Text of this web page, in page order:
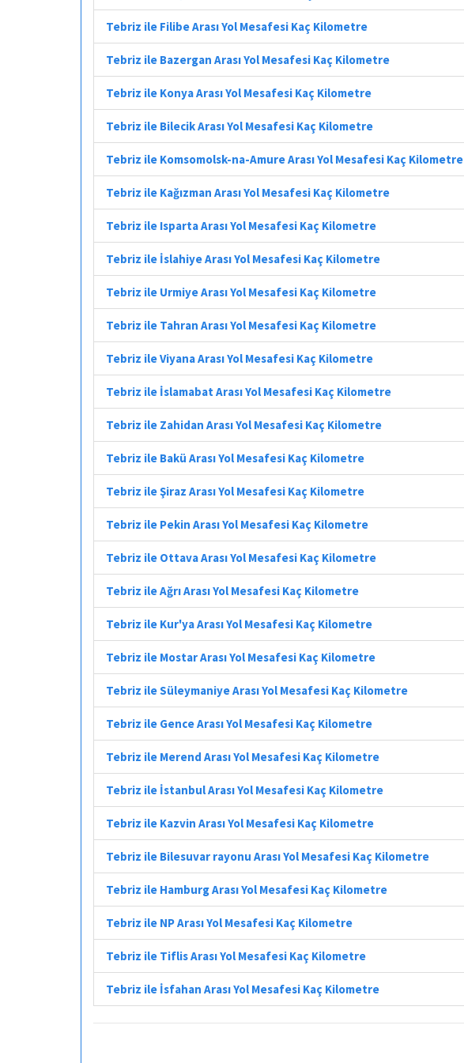
Tebriz ile Filibe Arası Yol Mesafesi Kaç Kilometre
Tebriz ile Bazergan Arası Yol Mesafesi Kaç Kilometre
Tebriz ile Konya Arası Yol Mesafesi Kaç Kilometre
Tebriz ile Bilecik Arası Yol Mesafesi Kaç Kilometre
Tebriz ile Komsomolsk-na-Amure Arası Yol Mesafesi Kaç Kilometre
Tebriz ile Kağızman Arası Yol Mesafesi Kaç Kilometre
Tebriz ile Isparta Arası Yol Mesafesi Kaç Kilometre
Tebriz ile İslahiye Arası Yol Mesafesi Kaç Kilometre
Tebriz ile Urmiye Arası Yol Mesafesi Kaç Kilometre
Tebriz ile Tahran Arası Yol Mesafesi Kaç Kilometre
Tebriz ile Viyana Arası Yol Mesafesi Kaç Kilometre
Tebriz ile İslamabat Arası Yol Mesafesi Kaç Kilometre
Tebriz ile Zahidan Arası Yol Mesafesi Kaç Kilometre
Tebriz ile Bakü Arası Yol Mesafesi Kaç Kilometre
Tebriz ile Şiraz Arası Yol Mesafesi Kaç Kilometre
Tebriz ile Pekin Arası Yol Mesafesi Kaç Kilometre
Tebriz ile Ottava Arası Yol Mesafesi Kaç Kilometre
Tebriz ile Ağrı Arası Yol Mesafesi Kaç Kilometre
Tebriz ile Kur'ya Arası Yol Mesafesi Kaç Kilometre
Tebriz ile Mostar Arası Yol Mesafesi Kaç Kilometre
Tebriz ile Süleymaniye Arası Yol Mesafesi Kaç Kilometre
Tebriz ile Gence Arası Yol Mesafesi Kaç Kilometre
Tebriz ile Merend Arası Yol Mesafesi Kaç Kilometre
Tebriz ile İstanbul Arası Yol Mesafesi Kaç Kilometre
Tebriz ile Kazvin Arası Yol Mesafesi Kaç Kilometre
Tebriz ile Bilesuvar rayonu Arası Yol Mesafesi Kaç Kilometre
Tebriz ile Hamburg Arası Yol Mesafesi Kaç Kilometre
Tebriz ile NP Arası Yol Mesafesi Kaç Kilometre
Tebriz ile Tiflis Arası Yol Mesafesi Kaç Kilometre
Tebriz ile İsfahan Arası Yol Mesafesi Kaç Kilometre